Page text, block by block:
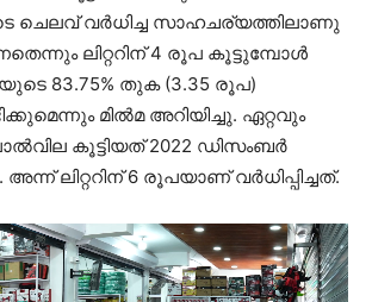
ചെലവ് വര്‍ധിച്ച സാഹചര്യത്തിലാണു
ലിറ്ററിന് 4 രൂപ കൂട്ടുമ്പോള്‍
83.75% തുക (3.35 രൂപ)
മില്‍മ അറിയിച്ചു. ഏറ്റവും
കൂട്ടിയത് 2022 ഡിസംബര്‍
ലിറ്ററിന് 6 രൂപയാണ് വര്‍ധിപ്പിച്ചത്.